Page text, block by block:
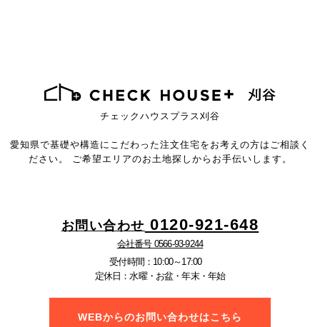
チェックハウスプラス刈谷
愛知県で基礎や構造にこだわった注文住宅を お考えの方はご相談く
ださい。
ご希望エリアのお土地探しからお手伝いします。
お問い合わせ 0120-921-648
会社番号 0566-93-9244
受付時間：10:00～17:00
定休日：水曜・お盆・年末・年始
WEBからのお問い合わせはこちら